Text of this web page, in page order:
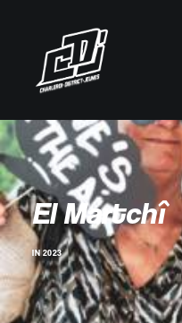
El Martchî
IN 2023